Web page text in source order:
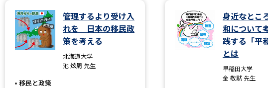
専門学校の資料請求 大学院の資料請求
大学入学共通テスト「受験案内」の請求
大学入学共通テスト「受験上の配慮案内
小学校教員資
管理するより受け入
れを 日本の移民政
策を考える
北海道大学
池 炫周 先生
移民と政策
身近なとこ
和について
践する「平
とは
早稲田大学
金 敬黙 先生